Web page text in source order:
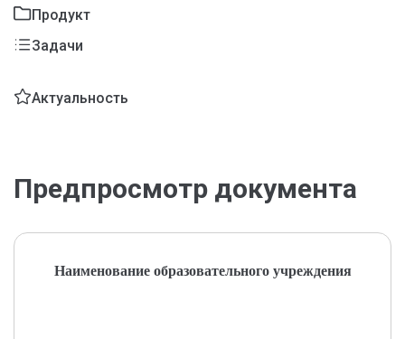
Продукт
Задачи
Актуальность
Предпросмотр документа
Наименование образовательного учреждения